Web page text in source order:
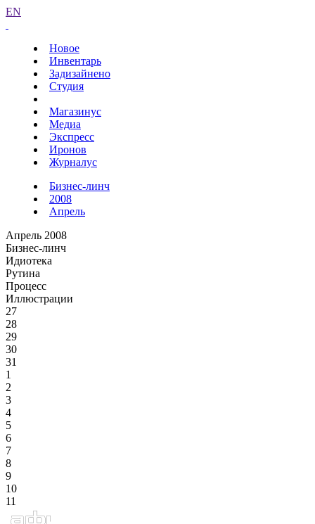
EN
Новое
Инвентарь
Задизайнено
Студия
Магазинус
Медиа
Экспресс
Иронов
Журналус
Бизнес-линч
2008
Апрель
Апрель 2008
Бизнес-линч
Идиотека
Рутина
Процесс
Иллюстрации
27
28
29
30
31
1
2
3
4
5
6
7
8
9
10
11